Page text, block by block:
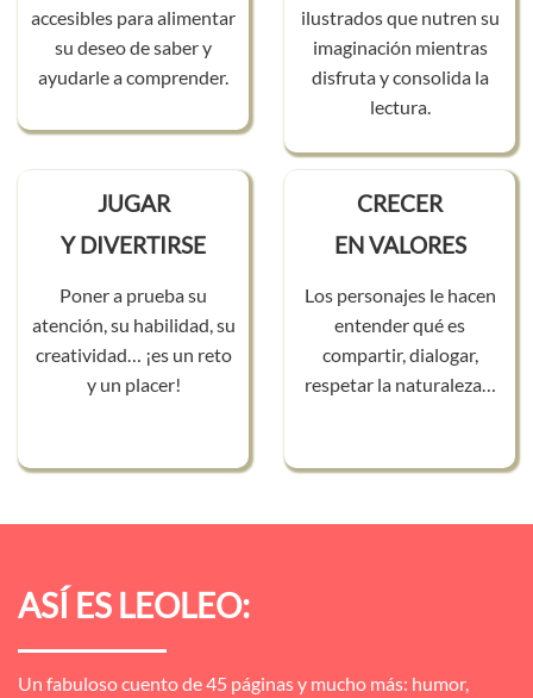
accesibles para alimentar
su deseo de saber y
ayudarle a comprender.
ilustrados que nutren su
imaginación mientras
disfruta y consolida la
lectura.
JUGAR
Y DIVERTIRSE
Poner a prueba su
atención, su habilidad, su
creatividad… ¡es un reto
y un placer!
CRECER
EN VALORES
Los personajes le hacen
entender qué es
compartir, dialogar,
respetar la naturaleza…
ASÍ ES LEOLEO:
Un fabuloso cuento de 45 páginas y mucho más: humor,